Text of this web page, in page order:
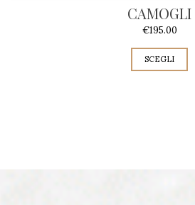
CAMOGLI
€195.00
SCEGLI